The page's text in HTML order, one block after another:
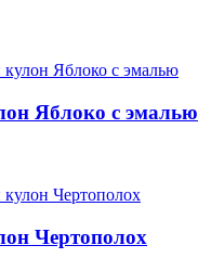
Яблоко с эмалью
Чертополох